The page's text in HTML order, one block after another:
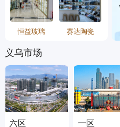
恒益玻璃 赛达陶瓷
义乌市场
六区 一区